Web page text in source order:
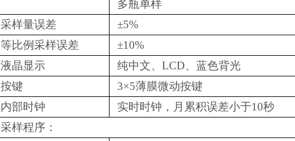
多瓶单样
采样量误差
±5%
等比例采样误差
±10%
液晶显示
纯中文、LCD、蓝色背光
按键
3×5薄膜微动按键
内部时钟
实时时钟，月累积误差小于10秒
采样程序：